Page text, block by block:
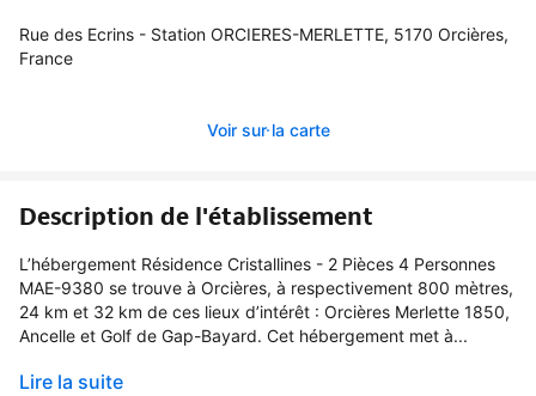
Rue des Ecrins - Station ORCIERES-MERLETTE, 5170 Orcières,
France
Voir sur la carte
Description de l'établissement
L’hébergement Résidence Cristallines - 2 Pièces 4 Personnes
MAE-9380 se trouve à Orcières, à respectivement 800 mètres,
24 km et 32 km de ces lieux d’intérêt : Orcières Merlette 1850,
Ancelle et Golf de Gap-Bayard. Cet hébergement met à...
Lire la suite